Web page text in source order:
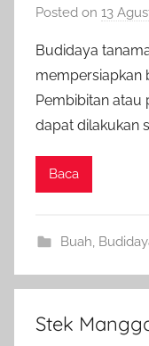
Posted on 13
Budidaya
mempersiapkan
Pembibitan atau
dapat dilakukan
Baca
Buah
Stek